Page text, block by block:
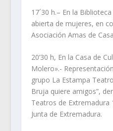
17´30 h.– En la
abierta de mujeres, en
Asociación Amas de
20’30 h, En la Casa de
Molero».-
grupo La Estampa
Bruja quiere amigos”,
Teatros de Extremadura
Junta de Extremadura.